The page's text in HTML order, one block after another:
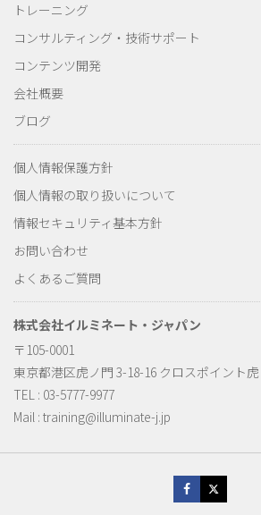
トレーニング
コンサルティング・技術サポート
コンテンツ開発
会社概要
ブログ
個人情報保護方針
個人情報の取り扱いについて
情報セキュリティ基本方針
お問い合わせ
よくあるご質問
株式会社イルミネート・ジャパン
〒105-0001
東京都港区虎ノ門 3-18-16 クロスポイント
TEL : 03-5777-9977
Mail : training@illuminate-j.jp